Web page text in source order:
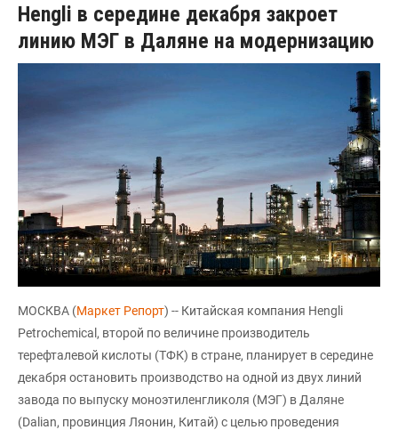
Hengli в середине декабря закроет
линию МЭГ в Даляне на модернизацию
МОСКВА (Маркет Репорт) -- Китайская компания Hengli
Petrochemical, второй по величине производитель
терефталевой кислоты (ТФК) в стране, планирует в середине
декабря остановить производство на одной из двух линий
завода по выпуску моноэтиленгликоля (МЭГ) в Даляне
(Dalian, провинция Ляонин, Китай) с целью проведения